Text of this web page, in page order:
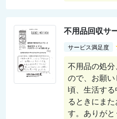
不用品回収サ
サービス満足度
不用品の処
ので、お願
頃、生活す
るときにま
す。ありがと